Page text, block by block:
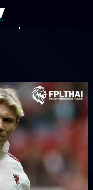
ยลุนด์ ประเดิมที่